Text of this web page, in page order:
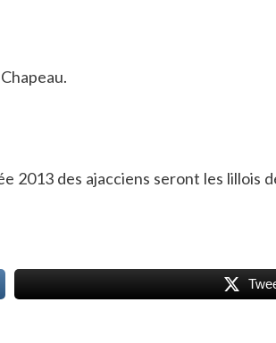
2013 des ajacciens seront les lillois